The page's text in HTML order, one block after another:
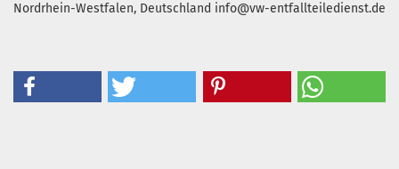
Nordrhein-Westfalen, Deutschland info@vw-entfallteiledienst.de